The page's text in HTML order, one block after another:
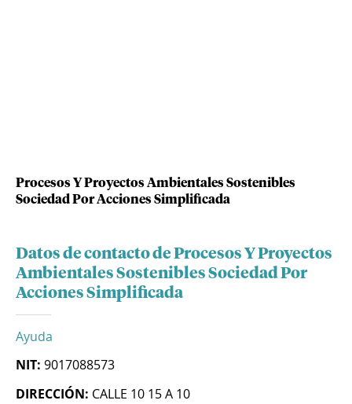
Procesos Y Proyectos Ambientales Sostenibles
Sociedad Por Acciones Simplificada
Datos de contacto de Procesos Y Proyectos
Ambientales Sostenibles Sociedad Por
Acciones Simplificada
Ayuda
NIT: 9017088573
DIRECCIÓN: CALLE 10 15 A 10